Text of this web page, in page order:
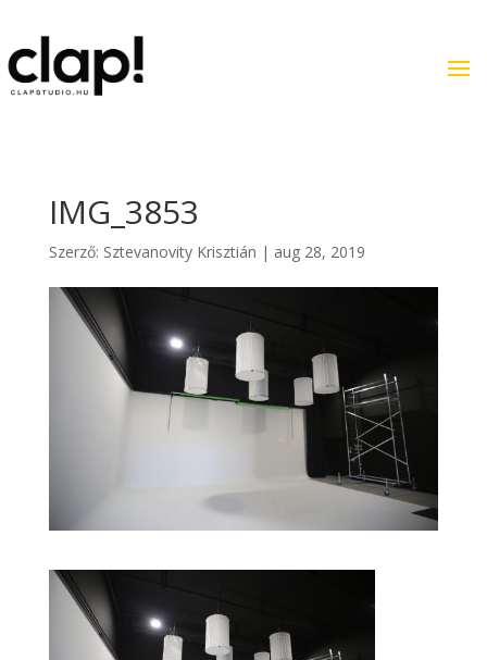
IMG_3853
Szerző: Sztevanovity Krisztián | aug 28, 2019